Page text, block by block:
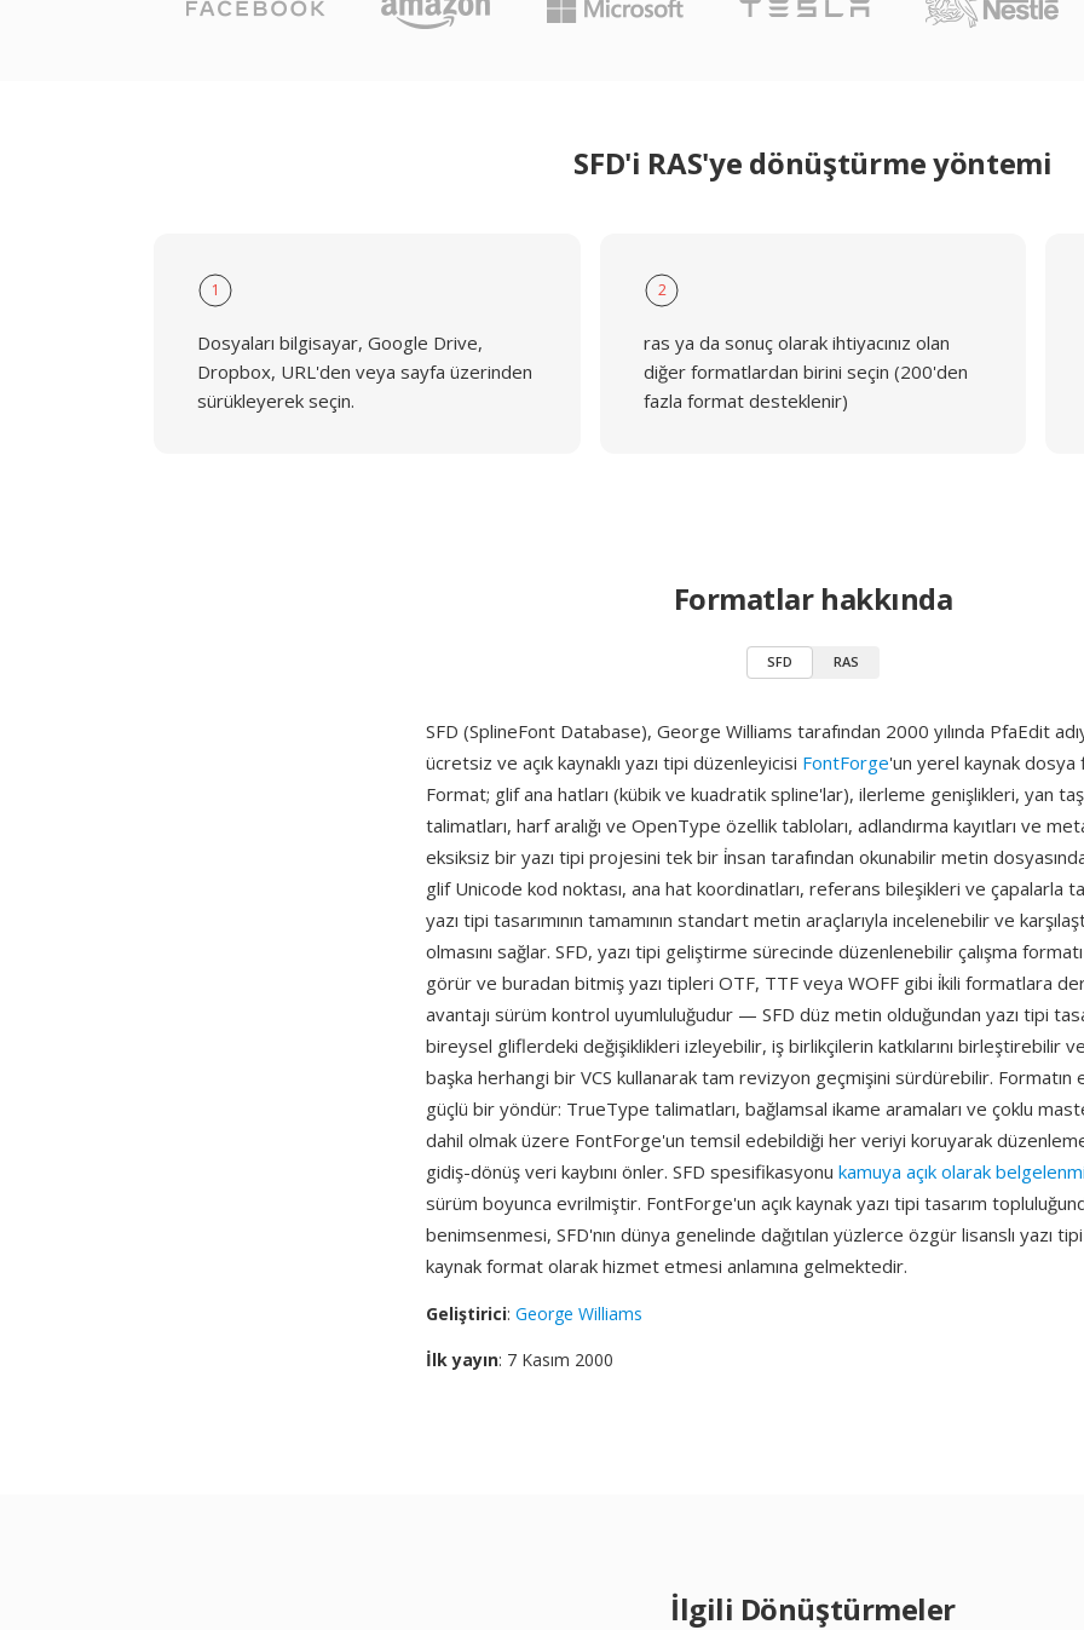
SFD'i RAS'ye dönüştürme yöntemi
1
Dosyaları bilgisayar, Google Drive,
Dropbox, URL'den veya sayfa üzerinden
sürükleyerek seçin.
2
ras ya da sonuç olarak ihtiyacınız olan
diğer formatlardan birini seçin (200'den
fazla format desteklenir)
Formatlar hakkında
SFD RAS
SFD (SplineFont Database), George Williams tarafından 2000 yılında PfaEdit
ücretsiz ve açık kaynaklı yazı tipi düzenleyicisi FontForge'un yerel kaynak dosya
Format; glif ana hatları (kübik ve kuadratik spline'lar), ilerleme genişlikleri, yan
talimatları, harf aralığı ve OpenType özellik tabloları, adlandırma kayıtları ve
eksiksiz bir yazı tipi projesini tek bir i̇nsan tarafından okunabilir metin
glif Unicode kod noktası, ana hat koordinatları, referans bileşikleri ve çapalarla
yazı tipi tasarımının tamamının standart metin araçlarıyla incelenebilir ve
olmasını sağlar. SFD, yazı tipi geliştirme sürecinde düzenlenebilir çalışma
görür ve buradan bitmiş yazı tipleri OTF, TTF veya WOFF gibi i̇kili formatlara
avantajı sürüm kontrol uyumluluğudur — SFD düz metin olduğundan yazı tipi
bireysel gliflerdeki değişiklikleri izleyebilir, iş birlikçilerin katkılarını birleştirebilir
başka herhangi bir VCS kullanarak tam revizyon geçmişini sürdürebilir. Formatın
güçlü bir yöndür: TrueType talimatları, bağlamsal ikame aramaları ve çoklu
dahil olmak üzere FontForge'un temsil edebildiği her veriyi koruyarak düzenleme
gidiş-dönüş veri kaybını önler. SFD spesifikasyonu kamuya açık olarak
sürüm boyunca evrilmiştir. FontForge'un açık kaynak yazı tipi tasarım
benimsenmesi, SFD'nın dünya genelinde dağıtılan yüzlerce özgür lisanslı yazı
kaynak format olarak hizmet etmesi anlamına gelmektedir.
Geliştirici: George Williams
İlk yayın: 7 Kasım 2000
İlgili Dönüştürmeler